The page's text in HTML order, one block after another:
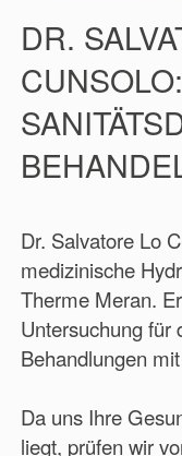
DR.
Dr. Salvatore Lo
medizinische
Therme Meran.
Untersuchung für
Behandlungen
Da uns Ihre
liegt, prüfen wir